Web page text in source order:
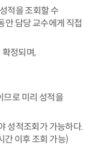
적을 조회할 수
안 담당 교수에게 직접
정되며,
므로 미리 성적을
성적조회가 가능하다.
간 이후 조회 가능)